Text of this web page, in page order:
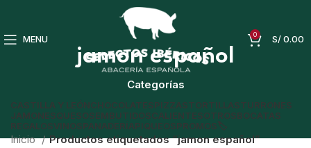
MENU 0 S/0.00
jamon español
Categorías
CASTILLA Y LEÓNCHOCOLATESPIZZASTORTILLASTURRONES
JAMONESQUESOSEMBUTIDOSCALIENTESOTROSBOCATAS
REGALOSVINOSPANADERÍAPIQUEOSPROMOS🏷️
Inicio
Productos etiquetados “jamon español”